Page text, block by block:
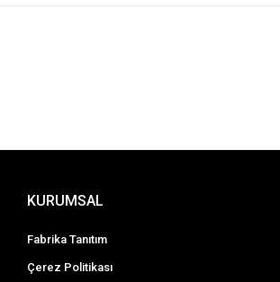
KURUMSAL
Fabrika Tanıtım
Çerez Politikası